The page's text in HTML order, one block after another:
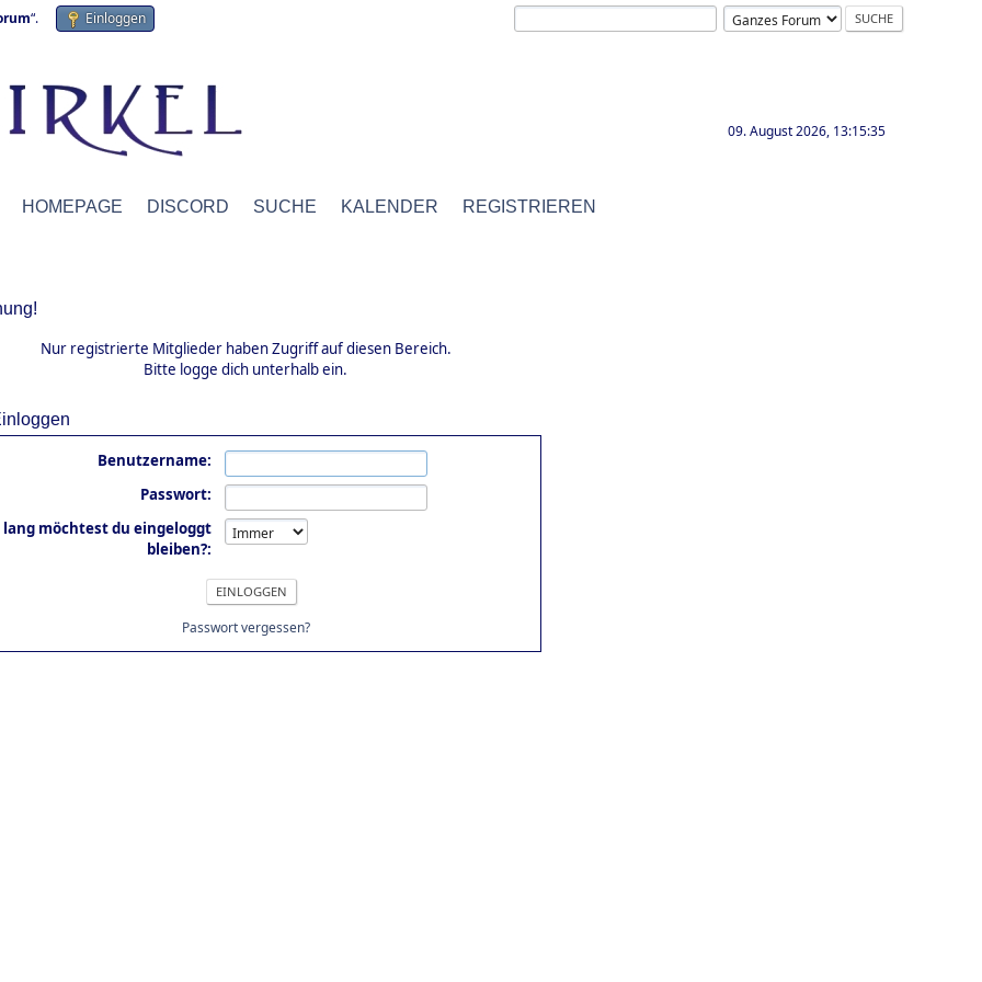
“. Einloggen
09. August 2026, 13:15:35
HOMEPAGE DISCORD SUCHE KALENDER REGISTRIEREN
Nur registrierte Mitglieder haben Zugriff auf diesen Bereich.
Bitte logge dich unterhalb ein.
Benutzername:
Passwort:
lang möchtest du eingeloggt
bleiben?:
Passwort vergessen?